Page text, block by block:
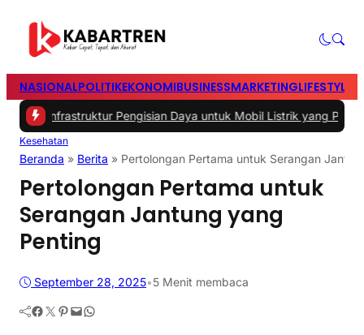
NASIONALPOLITIKEKONOMIBUSINESSMARKETINGLIFESTYLE
Infrastruktur Pengisian Daya untuk Mobil Listrik yang Perlu
Kesehatan
Beranda » Berita » Pertolongan Pertama untuk Serangan
Pertolongan Pertama untuk
Serangan Jantung yang
Penting
September 28, 2025•5 Menit membaca
Facebook Twitter Pinterest Mail WhatsApp